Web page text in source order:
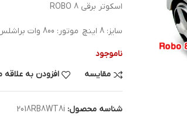
اسکوتر برقی ROBO 8
سایز: 8 اینچ موتور: 800 وات براشلس جدید
ناموجود
مقایسه
افزودن به
شناسه محصول: 2018RB8WT8i